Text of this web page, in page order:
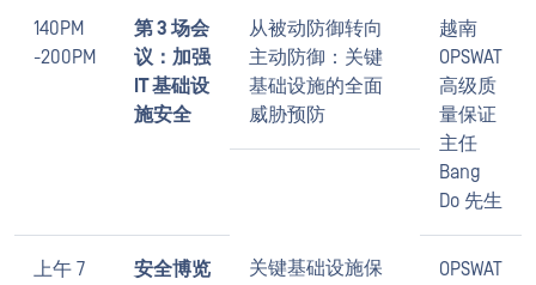
140PM
-200PM
第 3 场会
议：加强
IT 基础设
施安全
从被动防御转向
主动防御：关键
基础设施的全面
威胁预防
越南
OPSWAT
高级质
量保证
主任
Bang
Do 先生
上午 7
安全博览
关键基础设施保
OPSWAT